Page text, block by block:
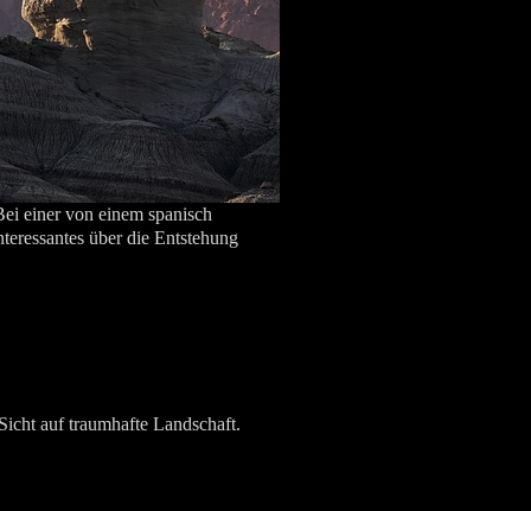
einer von einem spanisch
über die Entstehung
auf traumhafte Landschaft.